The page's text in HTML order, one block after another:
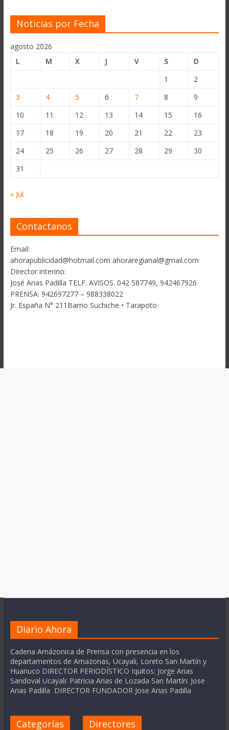
Noticias por Fecha
agosto 2026
L
M X J V S
D
1
2
3
4 5 6 7 8
9
10
11 12 13 14 15
16
17
18 19 20 21 22
23
24
25 26 27 28 29
30
31
« Jul
Contactanos
Email:
ahorapublicidad@hotmail.com ahoraregianal@gmail.com
Director interino:
José Arias Padilla TELF. AVISOS. 042 587749, 942467926
PRENSA: 942697277 – 988338022
Jr. España N° 211Barrio Suchiche • Tarapoto
Diario Ahora
Cadena Amázonica de Prensa con presencia en los
departamentos de Amazonas, Ucayali, Loreto San Martín y
Huanuco DIRECTOR PERIODÍSTICO Iquitos: Jorge Arias
Sandoval Ucayali: Patricia Arias de Lozada San Martín: Jose
Arias Padilla DIRECTOR FUNDADOR Jose Arias Padilla
Categorías Directores